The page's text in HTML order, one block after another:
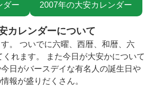
ダー 2007年の大安カレンダー
カレンダーについて
。 ついでに六曜、西暦、和暦、六
れます。 また今日が大安かについて
日がバースデイな有名人の誕生日や
報が盛りだくさん。